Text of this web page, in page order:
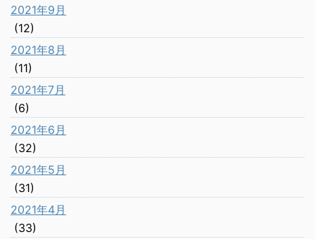
2021年9月
(12)
2021年8月
(11)
2021年7月
(6)
2021年6月
(32)
2021年5月
(31)
2021年4月
(33)